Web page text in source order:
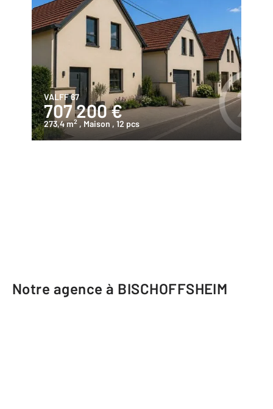
VALFF 67
707 200 €
273,4 m2 , Maison , 12 pcs
Notre agence à BISCHOFFSHEIM